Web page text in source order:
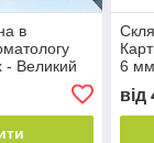
в
- Великий
6
від